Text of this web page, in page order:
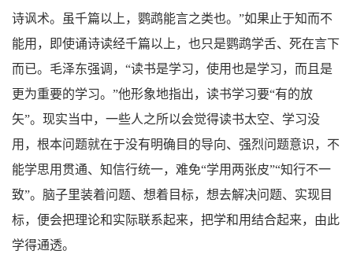
诗讽术。虽千篇以上，鹦鹉能言之类也。”如果止于知而不
能用，即使诵诗读经千篇以上，也只是鹦鹉学舌、死在言下
而已。毛泽东强调，“读书是学习，使用也是学习，而且是
更为重要的学习。”他形象地指出，读书学习要“有的放
矢”。现实当中，一些人之所以会觉得读书太空、学习没
用，根本问题就在于没有明确目的导向、强烈问题意识，不
能学思用贯通、知信行统一，难免“学用两张皮”“知行不一
致”。脑子里装着问题、想着目标，想去解决问题、实现目
标，便会把理论和实际联系起来，把学和用结合起来，由此
学得通透。